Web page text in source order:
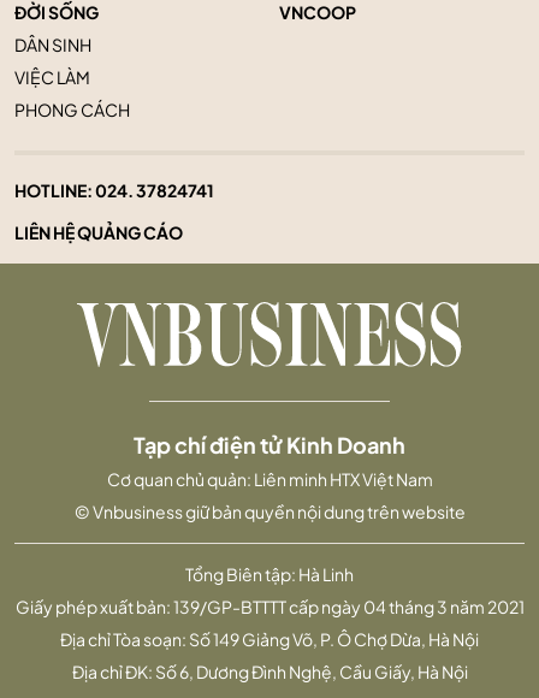
ĐỜI SỐNG
DÂN SINH
VIỆC LÀM
PHONG CÁCH
VNCOOP
HOTLINE:024. 37824741
LIÊN HỆ QUẢNG CÁO
Tổng Biên tập: Hà Linh
Giấy phép xuất bản: 139/GP-BTTTT cấp ngày 04 tháng 3 năm 2021
Địa chỉ Tòa soạn: Số 149 Giảng Võ, P. Ô Chợ Dừa, Hà Nội
Địa chỉ ĐK: Số 6, Dương Đình Nghệ, Cầu Giấy, Hà Nội
Tạp chí điện tử Kinh Doanh
Cơ quan chủ quản: Liên minh HTX Việt Nam
© Vnbusiness giữ bản quyền nội dung trên website